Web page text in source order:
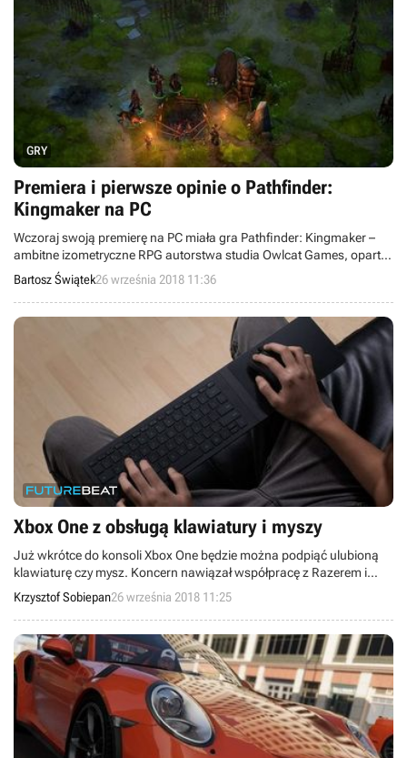
GRY
Premiera i pierwsze opinie o Pathfinder:
Kingmaker na PC
Wczoraj swoją premierę na PC miała gra Pathfinder: Kingmaker –
ambitne izometryczne RPG autorstwa studia Owlcat Games, oparte
o licencję „papierowego" systemu Pathfinder.
Bartosz Świątek26 września 2018 11:36
Xbox One z obsługą klawiatury i myszy
Już wkrótce do konsoli Xbox One będzie można podpiąć ulubioną
klawiaturę czy mysz. Koncern nawiązał współpracę z Razerem i
zapowiedział, że w najbliższych tygodniach rozpoczną się testy
nowej funkcji konsoli, choć dodanie tego typu wsparcia jest jedynie
zaoferowaną deweloperom opcją, a nie obowiązkiem.
Krzysztof Sobiepan26 września 2018 11:25